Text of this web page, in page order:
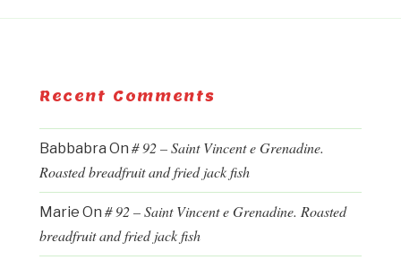
Recent Comments
Babbabra On # 92 – Saint Vincent e Grenadine.
Roasted breadfruit and fried jack fish
Marie On # 92 – Saint Vincent e Grenadine. Roasted
breadfruit and fried jack fish